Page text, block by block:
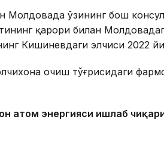
Молдовада ўзининг бош
қарори билан
Кишиневдаги элчиси 2022
очиш тўғрисидаги
атом энергияси ишлаб